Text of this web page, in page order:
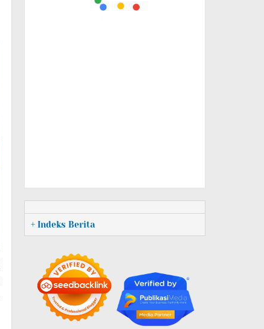
+ Indeks Berita